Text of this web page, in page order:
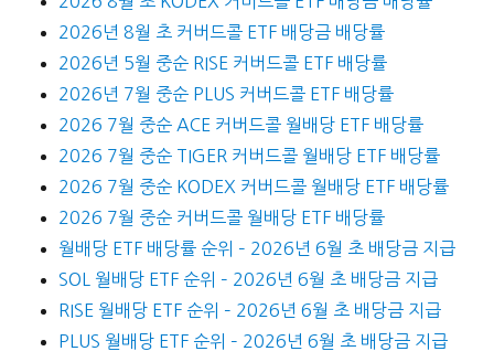
2026년 8월 초 커버드콜 ETF 배당금 배당률
2026년 5월 중순 RISE 커버드콜 ETF 배당률
2026년 7월 중순 PLUS 커버드콜 ETF 배당률
2026 7월 중순 ACE 커버드콜 월배당 ETF 배당률
2026 7월 중순 TIGER 커버드콜 월배당 ETF 배당률
2026 7월 중순 KODEX 커버드콜 월배당 ETF 배당률
2026 7월 중순 커버드콜 월배당 ETF 배당률
월배당 ETF 배당률 순위 – 2026년 6월 초 배당금 지급
SOL 월배당 ETF 순위 – 2026년 6월 초 배당금 지급
RISE 월배당 ETF 순위 – 2026년 6월 초 배당금 지급
PLUS 월배당 ETF 순위 – 2026년 6월 초 배당금 지급